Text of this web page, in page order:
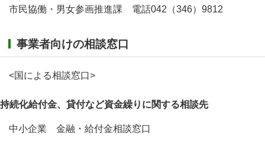
市民協働・男女参画推進課 電話042（346）9812
事業者向けの相談窓口
<国による相談窓口>
持続化給付金、貸付など資金繰りに関する相談先
中小企業 金融・給付金相談窓口